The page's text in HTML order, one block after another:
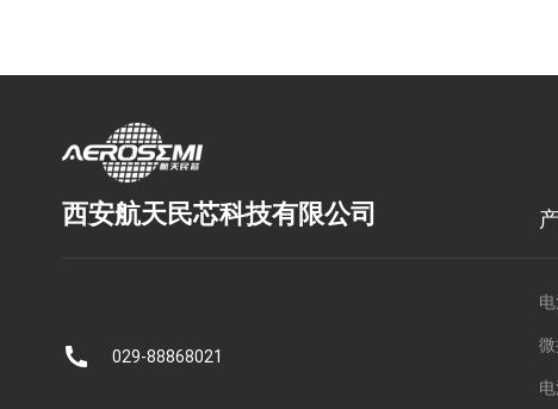
西安航天民芯科技有限公司
029-88868021